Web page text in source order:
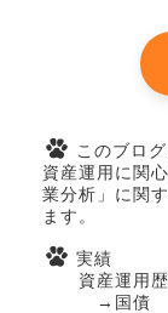
このブロ
資産運用に関
業分析」に関
ます。
実績
資産運用歴
→国債